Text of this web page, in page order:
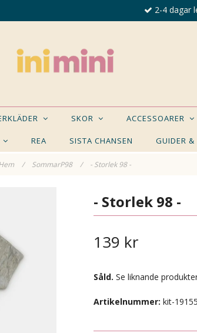
2-4 dagar
SKOR ACCESSOARER
REA SISTA CHANSEN GUIDER
/ SommarP98 / - Storlek 98 -
DESSA PRODUKTER KAN- Storlek 98 -
139 kr
Såld. Se liknande
Artikelnummer: kit-